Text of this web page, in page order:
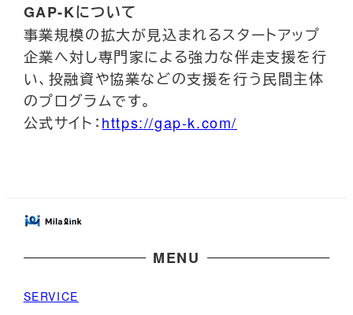
GAP-Kについて
事業規模の拡大が見込まれるスタートアップ
企業へ対し専門家による強力な伴走支援を行
い、投融資や協業などの支援を行う民間主体
のプログラムです。
公式サイト：https://gap-k.com/
MENU
SERVICE